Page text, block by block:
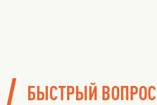
/ БЫСТРЫЙ ВОПРОС